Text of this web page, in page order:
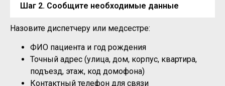
Шаг 2. Сообщите необходимые данные
Назовите диспетчеру или медсестре:
ФИО пациента и год рождения
Точный адрес (улица, дом, корпус, квартира,
подъезд, этаж, код домофона)
Контактный телефон для связи